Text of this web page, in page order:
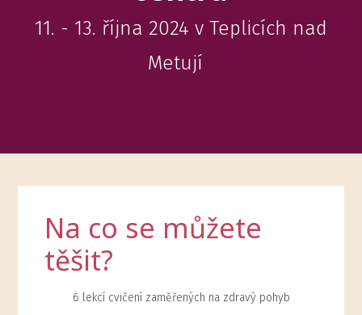
11. - 13. října 2024 v Teplicích nad
Metují
Na co se můžete
těšit?
6 lekcí cvičení zaměřených na zdravý pohyb